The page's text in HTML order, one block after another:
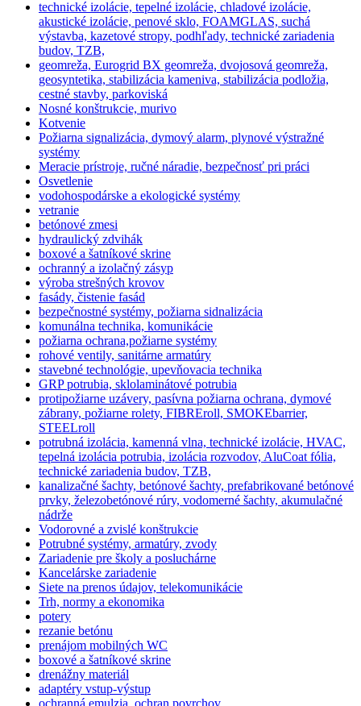
technické izolácie, tepelné izolácie, chladové izolácie,
akustické izolácie, penové sklo, FOAMGLAS, suchá
výstavba, kazetové stropy, podhľady, technické zariadenia
budov, TZB,
geomreža, Eurogrid BX geomreža, dvojosová geomreža,
geosyntetika, stabilizácia kameniva, stabilizácia podložia,
cestné stavby, parkoviská
Nosné konštrukcie, murivo
Kotvenie
Požiarna signalizácia, dymový alarm, plynové výstražné
systémy
Meracie prístroje, ručné náradie, bezpečnosť pri práci
Osvetlenie
vodohospodárske a ekologické systémy
vetranie
betónové zmesi
hydraulický zdvihák
boxové a šatníkové skrine
ochranný a izolačný zásyp
výroba strešných krovov
fasády, čistenie fasád
bezpečnostné systémy, požiarna sidnalizácia
komunálna technika, komunikácie
požiarna ochrana,požiarne systémy
rohové ventily, sanitárne armatúry
stavebné technológie, upevňovacia technika
GRP potrubia, sklolaminátové potrubia
protipožiarne uzávery, pasívna požiarna ochrana, dymové
zábrany, požiarne rolety, FIBREroll, SMOKEbarrier,
STEELroll
potrubná izolácia, kamenná vlna, technické izolácie, HVAC,
tepelná izolácia potrubia, izolácia rozvodov, AluCoat fólia,
technické zariadenia budov, TZB,
kanalizačné šachty, betónové šachty, prefabrikované betónové
prvky, železobetónové rúry, vodomerné šachty, akumulačné
nádrže
Vodorovné a zvislé konštrukcie
Potrubné systémy, armatúry, zvody
Zariadenie pre školy a posluchárne
Kancelárske zariadenie
Siete na prenos údajov, telekomunikácie
Trh, normy a ekonomika
potery
rezanie betónu
prenájom mobilných WC
boxové a šatníkové skrine
drenážny materiál
adaptéry vstup-výstup
ochranná emulzia, ochran povrchov